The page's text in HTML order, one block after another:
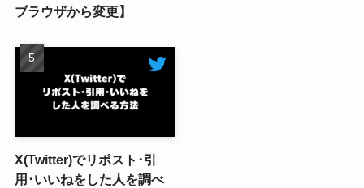
ブラウザから変更】
X(Twitter)でリポスト･引
用･いいねをした人を調べ